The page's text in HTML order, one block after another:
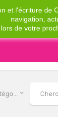
et l'écriture
navigation,
de votre
Toutes Catégories keyboard_arrow_down